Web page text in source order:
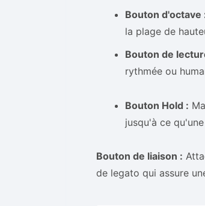
Bouton d'octave
la plage de
Bouton de
rythmée ou
Bouton Hold :
jusqu'à ce
Bouton de liaison :
de legato qui assure